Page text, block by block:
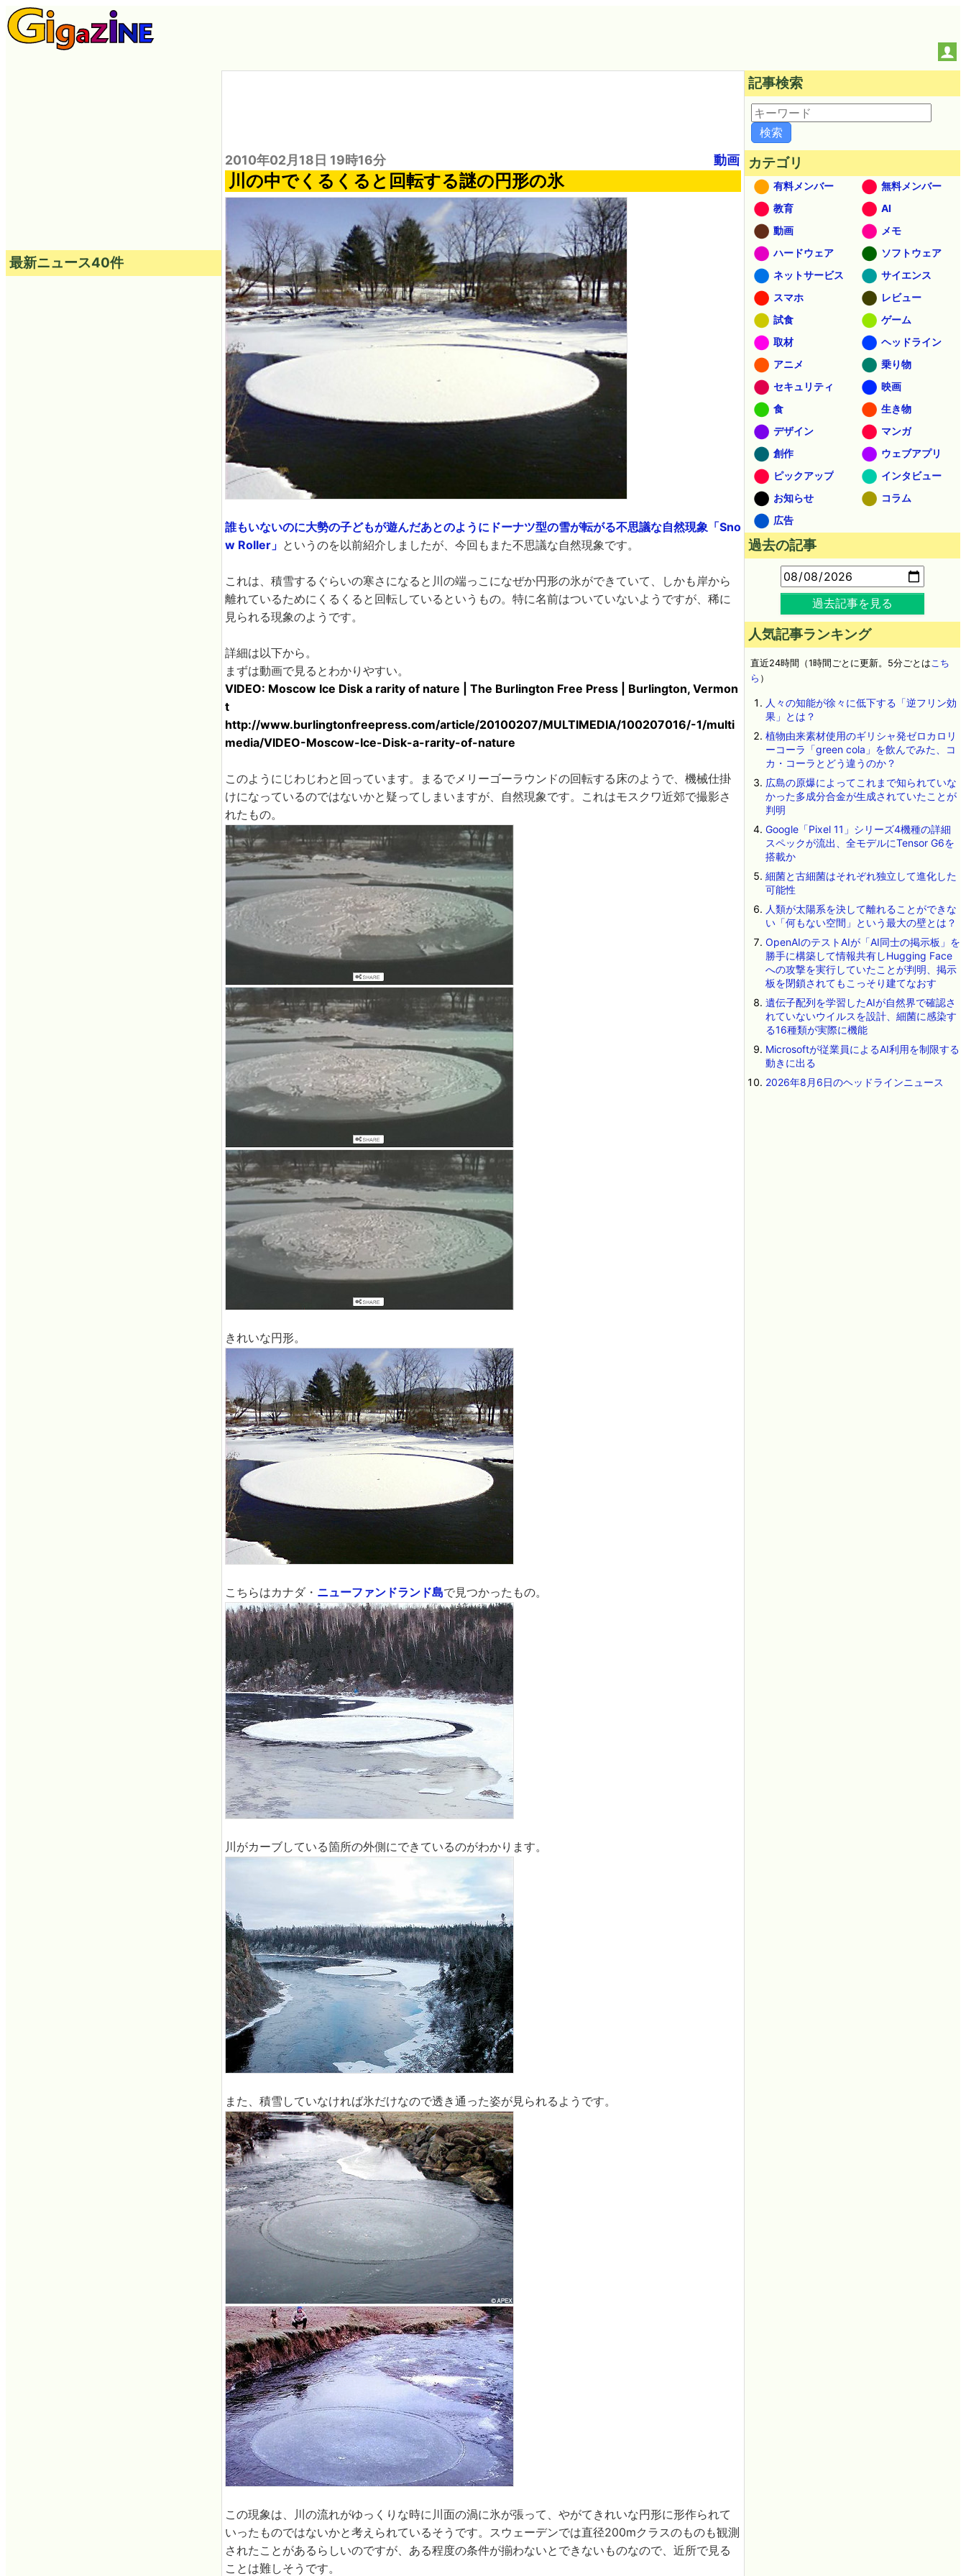
2010年02月18日 19時16分 動画
川の中でくるくると回転する謎の円形の氷
誰もいないのに大勢の子どもが遊んだあとのようにドーナツ型の雪が転がる不思議な自然現象「Sno
w Roller」 というのを以前紹介しましたが、今回もまた不思議な自然現象です。
これは、積雪するぐらいの寒さになると川の端っこになぜか円形の氷ができていて、しかも岸から
離れているためにくるくると回転しているというもの。特に名前はついていないようですが、稀に
見られる現象のようです。
詳細は以下から。
まずは動画で見るとわかりやすい。
VIDEO: Moscow Ice Disk a rarity of nature | The Burlington Free Press | Burlington, Vermon
t
http://www.burlingtonfreepress.com/article/20100207/MULTIMEDIA/100207016/-1/multi
media/VIDEO-Moscow-Ice-Disk-a-rarity-of-nature
このようにじわじわと回っています。まるでメリーゴーラウンドの回転する床のようで、機械仕掛
けになっているのではないかと疑ってしまいますが、自然現象です。これはモスクワ近郊で撮影さ
れたもの。
きれいな円形。
こちらはカナダ・ ニューファンドランド島で見つかったもの。
川がカーブしている箇所の外側にできているのがわかります。
また、積雪していなければ氷だけなので透き通った姿が見られるようです。
この現象は、川の流れがゆっくりな時に川面の渦に氷が張って、やがてきれいな円形に形作られて
いったものではないかと考えられているそうです。スウェーデンでは直径200mクラスのものも観測
されたことがあるらしいのですが、ある程度の条件が揃わないとできないものなので、近所で見る
ことは難しそうです。
最新ニュース40件
記事検索
カテゴリ
有料メンバー
無料メンバー
教育
AI
動画
メモ
ハードウェア
ソフトウェア
ネットサービス
サイエンス
スマホ
レビュー
試食
ゲーム
取材
ヘッドライン
アニメ
乗り物
セキュリティ
映画
食
生き物
デザイン
マンガ
創作
ウェブアプリ
ピックアップ
インタビュー
お知らせ
コラム
広告
過去の記事
過去記事を見る
人気記事ランキング
直近24時間（1時間ごとに更新。5分ごとはこち
ら ）
人々の知能が徐々に低下する「逆フリン効
果」とは？
植物由来素材使用のギリシャ発ゼロカロリ
ーコーラ「green cola」を飲んでみた、コ
カ・コーラとどう違うのか？
広島の原爆によってこれまで知られていな
かった多成分合金が生成されていたことが
判明
Google「Pixel 11」シリーズ4機種の詳細
スペックが流出、全モデルにTensor G6を
搭載か
細菌と古細菌はそれぞれ独立して進化した
可能性
人類が太陽系を決して離れることができな
い「何もない空間」という最大の壁とは？
OpenAIのテストAIが「AI同士の掲示板」を
勝手に構築して情報共有しHugging Face
への攻撃を実行していたことが判明、掲示
板を閉鎖されてもこっそり建てなおす
遺伝子配列を学習したAIが自然界で確認さ
れていないウイルスを設計、細菌に感染す
る16種類が実際に機能
Microsoftが従業員によるAI利用を制限する
動きに出る
2026年8月6日のヘッドラインニュース